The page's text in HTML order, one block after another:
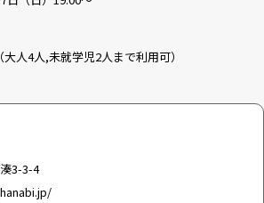
人4人,未就学児2人まで利用可）
3-3-4